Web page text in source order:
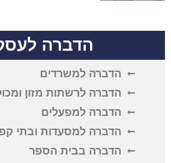
הדברה
הדברה למשרדים
הדברה לרשתות מזון
הדברה למפעלים
הדברה למסעדות ובתי
הדברה בבית הספר